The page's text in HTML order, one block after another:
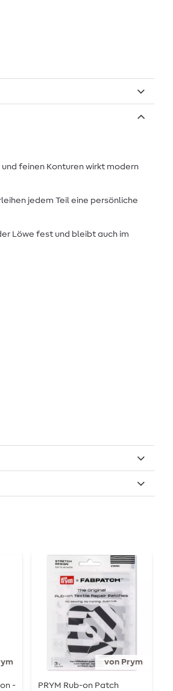
feinen Konturen wirkt modern
jedem Teil eine persönliche
Löwe fest und bleibt auch im
-
von Prym
PRYM Rub-on Patch